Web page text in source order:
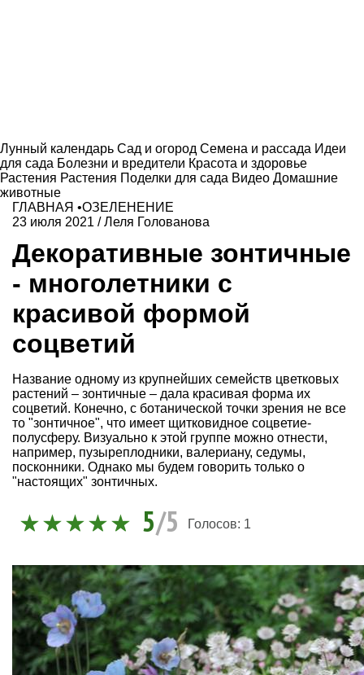
Лунный календарь Сад и огород Семена и рассада Идеи
для сада Болезни и вредители Красота и здоровье
Растения Растения Поделки для сада Видео Домашние
животные
ГЛАВНАЯ •ОЗЕЛЕНЕНИЕ
23 июля 2021 /Леля Голованова
Декоративные зонтичные
- многолетники с
красивой формой
соцветий
Название одному из крупнейших семейств цветковых
растений – зонтичные – дала красивая форма их
соцветий. Конечно, с ботанической точки зрения не все
то "зонтичное", что имеет щитковидное соцветие-
полусферу. Визуально к этой группе можно отнести,
например, пузыреплодники, валериану, седумы,
посконники. Однако мы будем говорить только о
"настоящих" зонтичных.
5/5 Голосов: 1